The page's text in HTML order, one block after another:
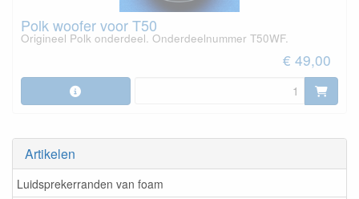
Artikelen
Luidsprekerranden van foam
Polk woofer voor T50
Origineel Polk onderdeel. Onderdeelnummer T50WF.
€ 49,00